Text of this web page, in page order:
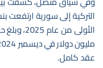
عقد كامل.